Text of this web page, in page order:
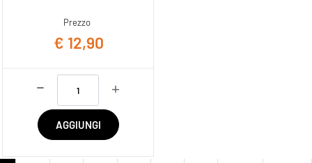
Prezzo
€ 12,90
AGGIUNGI